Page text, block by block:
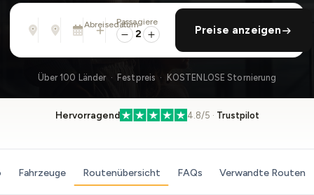
Von
Adresse, Flughafen, Hotel, ...
Nach
Adresse, Flughafen, Hotel, ...
Abreisedatum
So., 9. Aug. · 01:45 PM
rückfahrt hinzufügen
Passagiere
2 Preise anzeigen
Über 100 Länder · Festpreis · KOSTENLOSE Stornierung
Hervorragend 4.8/5 · Trustpilot
Fahrzeuge Routenübersicht FAQs Verwandte Routen